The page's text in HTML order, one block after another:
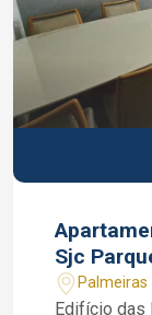
Sjc
Campos/
Edifício das